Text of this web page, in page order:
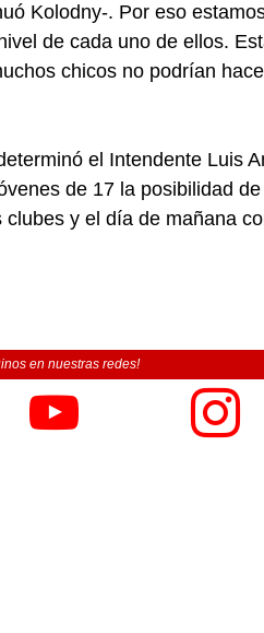
Kolodny-. Por eso
de cada uno de ellos.
chicos no podrían
el Intendente Luis
de 17 la posibilidad
y el día de mañana
en nuestras redes!